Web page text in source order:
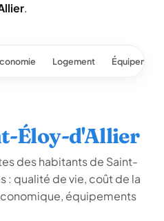
.
Logement
Éloy-d'Allier
des habitants de Saint-
: qualité de vie, coût de la
équipements